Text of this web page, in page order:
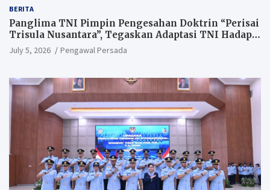
BERITA
Panglima TNI Pimpin Pengesahan Doktrin “Perisai
Trisula Nusantara”, Tegaskan Adaptasi TNI Hadapi
Perang Modern
July 5, 2026 Pengawal Persada